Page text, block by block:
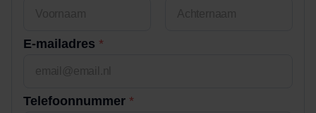
n
e
Voornaam
E-mailadres *
Telefoonnummer *